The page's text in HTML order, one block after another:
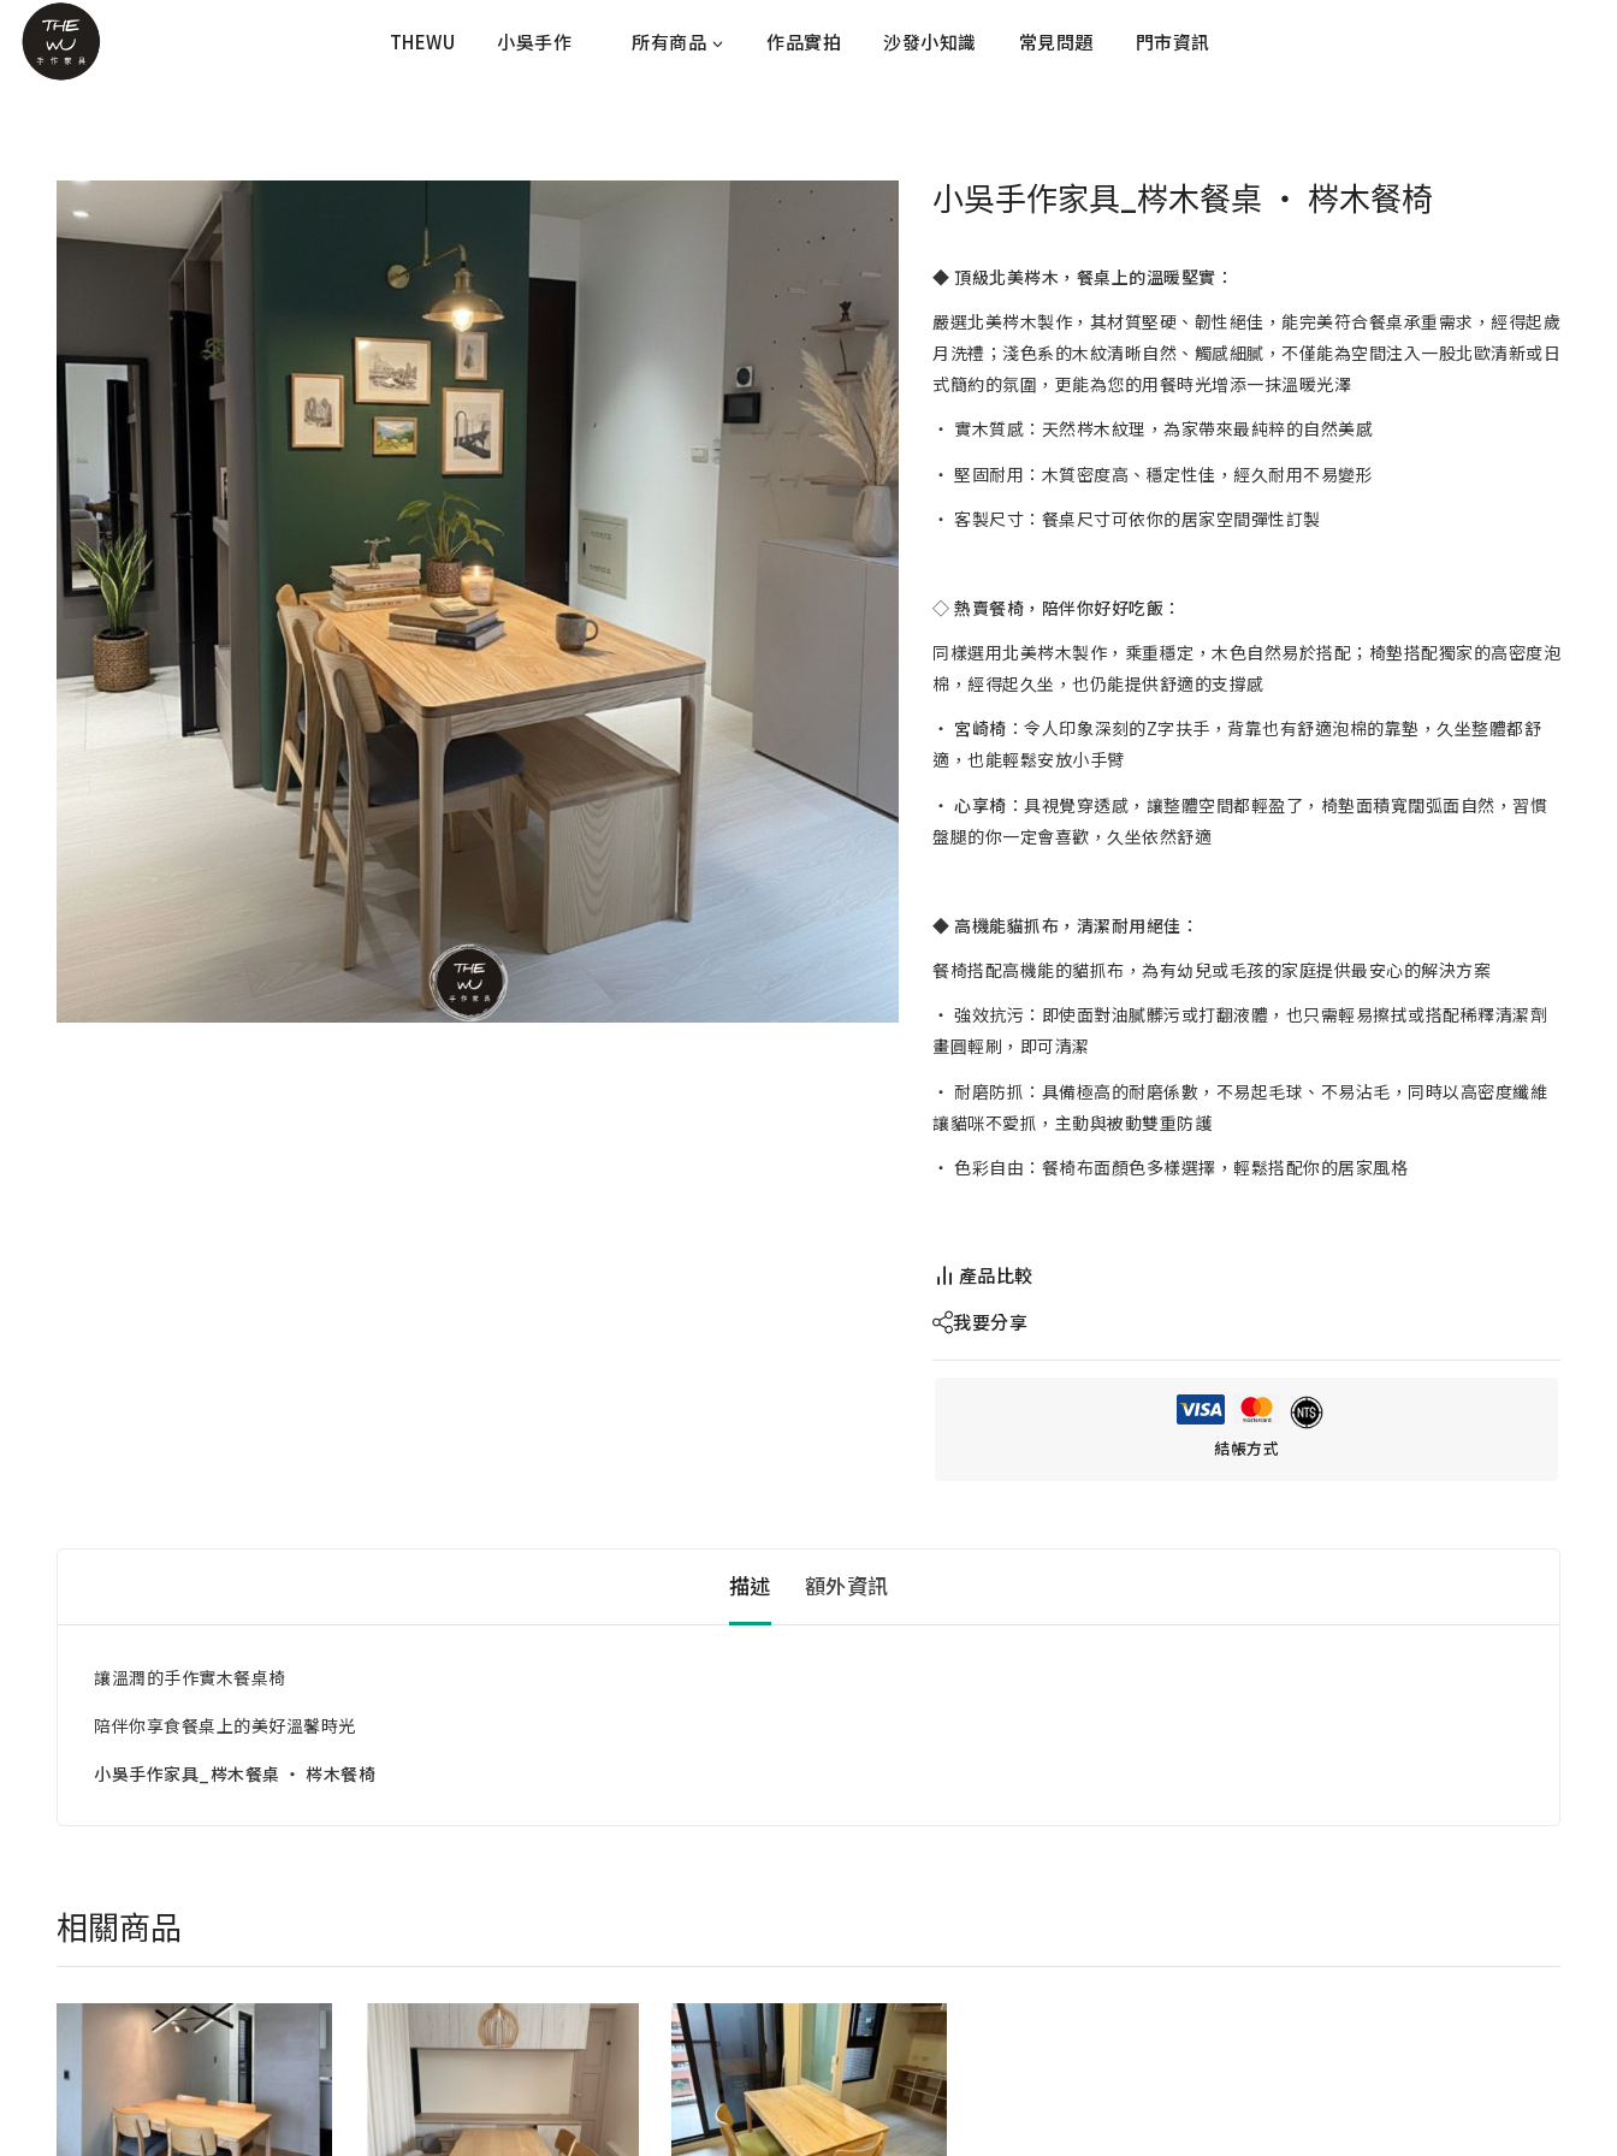
THEWU 小吳手作 所有商品 作品實拍 沙發小知識 常見問題 門市資訊
小吳手作家具_梣木餐桌 ‧ 梣木餐椅
◆ 頂級北美梣木，餐桌上的溫暖堅實：
嚴選北美梣木製作，其材質堅硬、韌性絕佳，能完美符合餐桌承重需求，經得起歲
月洗禮；淺色系的木紋清晰自然、觸感細膩，不僅能為空間注入一股北歐清新或日
式簡約的氛圍，更能為您的用餐時光增添一抹溫暖光澤
‧ 實木質感：天然梣木紋理，為家帶來最純粹的自然美感
‧ 堅固耐用：木質密度高、穩定性佳，經久耐用不易變形
‧ 客製尺寸：餐桌尺寸可依你的居家空間彈性訂製
◇ 熱賣餐椅，陪伴你好好吃飯：
同樣選用北美梣木製作，乘重穩定，木色自然易於搭配；椅墊搭配獨家的高密度泡
棉，經得起久坐，也仍能提供舒適的支撐感
‧ 宮崎椅 ：令人印象深刻的Z字扶手，背靠也有舒適泡棉的靠墊，久坐整體都舒
適，也能輕鬆安放小手臂
‧ 心享椅 ：具視覺穿透感，讓整體空間都輕盈了，椅墊面積寬闊弧面自然，習慣
盤腿的你一定會喜歡，久坐依然舒適
◆ 高機能貓抓布，清潔耐用絕佳：
餐椅搭配高機能的貓抓布，為有幼兒或毛孩的家庭提供最安心的解決方案
‧ 強效抗污：即使面對油膩髒污或打翻液體，也只需輕易擦拭或搭配稀釋清潔劑
畫圓輕刷，即可清潔
‧ 耐磨防抓：具備極高的耐磨係數，不易起毛球、不易沾毛，同時以高密度纖維
讓貓咪不愛抓，主動與被動雙重防護
‧ 色彩自由：餐椅布面顏色多樣選擇，輕鬆搭配你的居家風格
產品比較
我要分享
結帳方式
描述 額外資訊
讓溫潤的手作實木餐桌椅
陪伴你享食餐桌上的美好溫馨時光
小吳手作家具_梣木餐桌 ‧ 梣木餐椅
相關商品